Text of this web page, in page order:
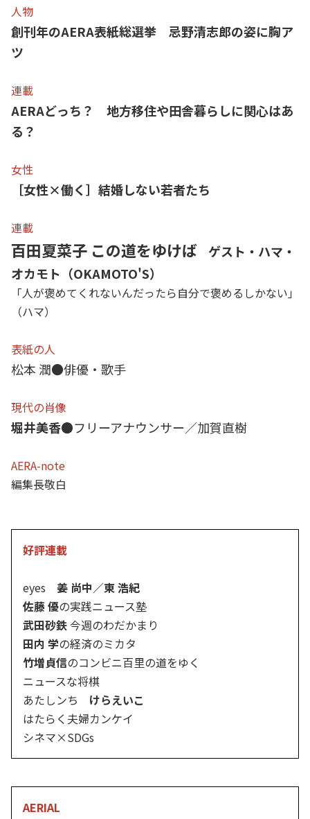
人物
創刊年のAERA表紙総選挙 忌野清志郎の姿に胸ア
ツ
連載
AERAどっち？ 地方移住や田舎暮らしに関心はあ
る？
女性
［女性×働く］結婚しない若者たち
連載
百田夏菜子 この道をゆけば
ゲスト・ハマ・
オカモト（OKAMOTO'S）
「人が褒めてくれないんだったら自分で褒めるしかない」
（ハマ）
表紙の人
松本 潤●俳優・歌手
現代の肖像
堀井美香●フリーアナウンサー／加賀直樹
AERA-note
編集長敬白
好評連載
eyes 姜 尚中／東 浩紀
佐藤 優の実践ニュース塾
武田砂鉄今週のわだかまり
田内 学の経済のミカタ
竹増貞信のコンビニ百里の道をゆく
ニュースな将棋
あたしンち けらえいこ
はたらく夫婦カンケイ
シネマ×SDGs
AERIAL